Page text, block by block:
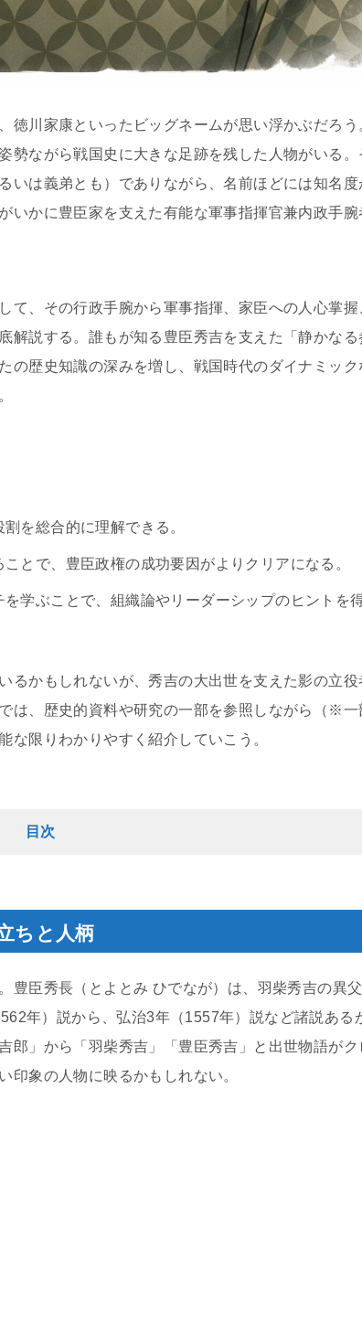
徳川家康といったビッグネームが思い浮かぶだろう
勢ながら戦国史に大きな足跡を残した人物がいる。
いは義弟とも）でありながら、名前ほどには知名度
いかに豊臣家を支えた有能な軍事指揮官兼内政手腕
て、その行政手腕から軍事指揮、家臣への人心掌握
解説する。誰もが知る豊臣秀吉を支えた「静かなる
の歴史知識の深みを増し、戦国時代のダイナミック
を総合的に理解できる。
とで、豊臣政権の成功要因がよりクリアになる。
学ぶことで、組織論やリーダーシップのヒントを
るかもしれないが、秀吉の大出世を支えた影の立役
は、歴史的資料や研究の一部を参照しながら（※一
な限りわかりやすく紹介していこう。
目次
ちと人柄
豊臣秀長（とよとみ ひでなが）は、羽柴秀吉の異
年）説から、弘治3年（1557年）説など諸説ある
郎」から「羽柴秀吉」「豊臣秀吉」と出世物語がク
印象の人物に映るかもしれない。